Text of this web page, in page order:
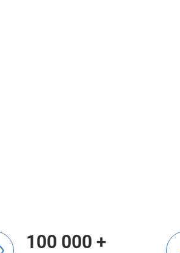
100 000 +